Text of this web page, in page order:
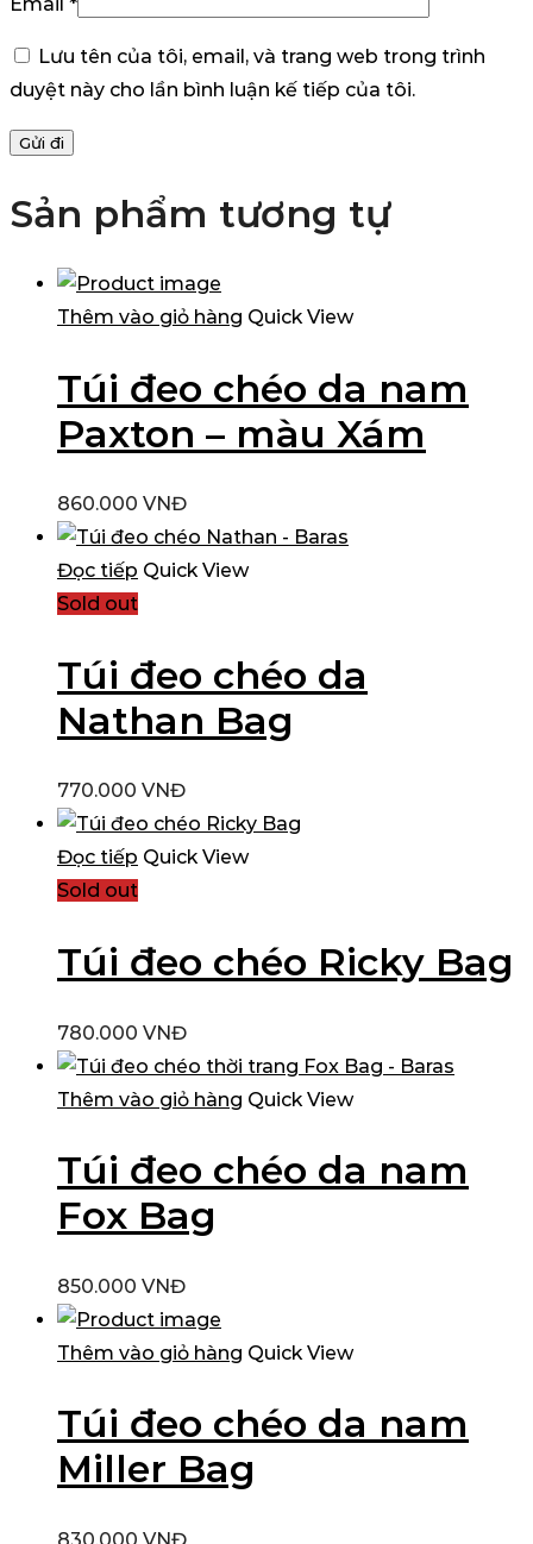
Lưu tên của tôi, email, và trang web trong trình
duyệt này cho lần bình luận kế tiếp của tôi.
Sản phẩm tương tự
Thêm vào giỏ hàng Quick View
Túi đeo chéo da nam
Paxton – màu Xám
860.000 VNĐ
Đọc tiếp Quick View
Sold out
Túi đeo chéo da
Nathan Bag
770.000 VNĐ
Đọc tiếp Quick View
Sold out
Túi đeo chéo Ricky Bag
780.000 VNĐ
Thêm vào giỏ hàng Quick View
Túi đeo chéo da nam
Fox Bag
850.000 VNĐ
Thêm vào giỏ hàng Quick View
Túi đeo chéo da nam
Miller Bag